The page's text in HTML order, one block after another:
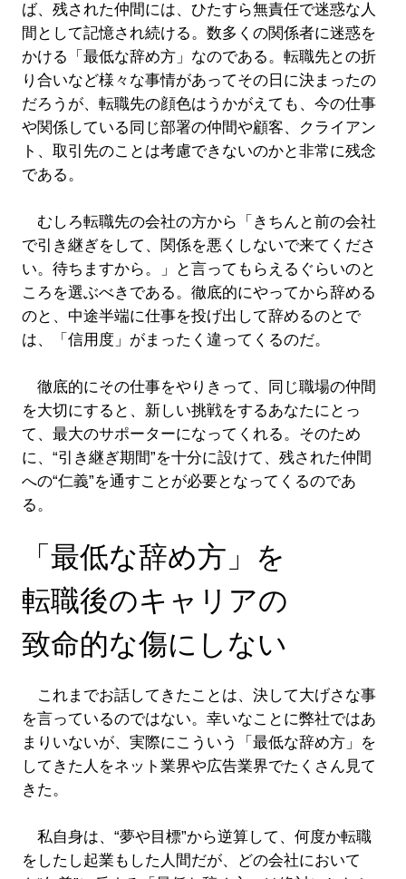
ば、残された仲間には、ひたすら無責任で迷惑な人
間として記憶され続ける。数多くの関係者に迷惑を
かける「最低な辞め方」なのである。転職先との折
り合いなど様々な事情があってその日に決まったの
だろうが、転職先の顔色はうかがえても、今の仕事
や関係している同じ部署の仲間や顧客、クライアン
ト、取引先のことは考慮できないのかと非常に残念
である。
むしろ転職先の会社の方から「きちんと前の会社
で引き継ぎをして、関係を悪くしないで来てくださ
い。待ちますから。」と言ってもらえるぐらいのと
ころを選ぶべきである。徹底的にやってから辞める
のと、中途半端に仕事を投げ出して辞めるのとで
は、「信用度」がまったく違ってくるのだ。
徹底的にその仕事をやりきって、同じ職場の仲間
を大切にすると、新しい挑戦をするあなたにとっ
て、最大のサポーターになってくれる。そのため
に、“引き継ぎ期間”を十分に設けて、残された仲間
への“仁義”を通すことが必要となってくるのであ
る。
「最低な辞め方」を
転職後のキャリアの
致命的な傷にしない
これまでお話してきたことは、決して大げさな事
を言っているのではない。幸いなことに弊社ではあ
まりいないが、実際にこういう「最低な辞め方」を
してきた人をネット業界や広告業界でたくさん見て
きた。
私自身は、“夢や目標”から逆算して、何度か転職
をしたし起業もした人間だが、どの会社において